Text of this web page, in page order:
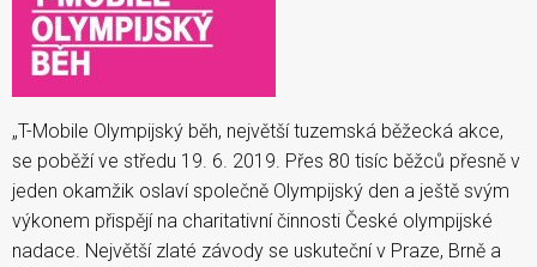
„T-Mobile Olympijský běh, největší tuzemská běžecká akce,
se poběží ve středu 19. 6. 2019. Přes 80 tisíc běžců přesně v
jeden okamžik oslaví společně Olympijský den a ještě svým
výkonem přispějí na charitativní činnosti České olympijské
nadace. Největší zlaté závody se uskuteční v Praze, Brně a